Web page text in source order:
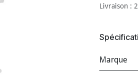
Livraison :
Marque